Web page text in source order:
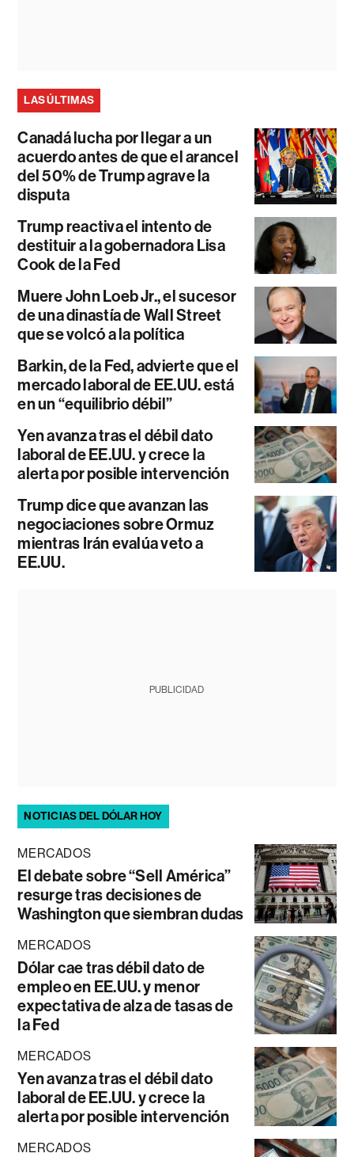
LAS ÚLTIMAS
Canadá lucha por llegar a un
acuerdo antes de que el arancel
del 50% de Trump agrave la
disputa
Trump reactiva el intento de
destituir a la gobernadora Lisa
Cook de la Fed
Muere John Loeb Jr., el sucesor
de una dinastía de Wall Street
que se volcó a la política
Barkin, de la Fed, advierte que el
mercado laboral de EE.UU. está
en un “equilibrio débil”
Yen avanza tras el débil dato
laboral de EE.UU. y crece la
alerta por posible intervención
Trump dice que avanzan las
negociaciones sobre Ormuz
mientras Irán evalúa veto a
EE.UU.
PUBLICIDAD
NOTICIAS DEL DÓLAR HOY
MERCADOS
El debate sobre “Sell América”
resurge tras decisiones de
Washington que siembran dudas
MERCADOS
Dólar cae tras débil dato de
empleo en EE.UU. y menor
expectativa de alza de tasas de
la Fed
MERCADOS
Yen avanza tras el débil dato
laboral de EE.UU. y crece la
alerta por posible intervención
MERCADOS